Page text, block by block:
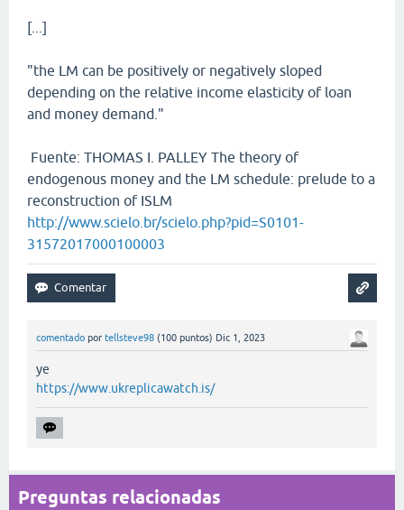
[...]
"the LM can be positively or negatively sloped
depending on the relative income elasticity of loan
and money demand."
Fuente: THOMAS I. PALLEY The theory of
endogenous money and the LM schedule: prelude to a
reconstruction of ISLM
http://www.scielo.br/scielo.php?pid=S0101-
31572017000100003
comentado por tellsteve98 (100 puntos) Dic 1, 2023
ye
https://www.ukreplicawatch.is/
Preguntas relacionadas